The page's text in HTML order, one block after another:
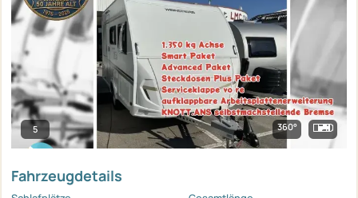
5 360°
Fahrzeugdetails